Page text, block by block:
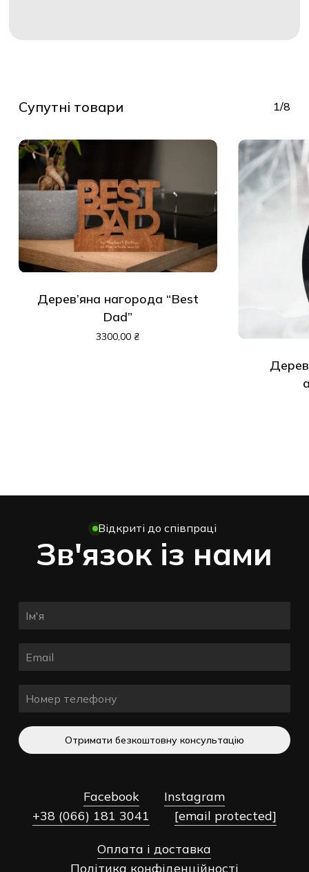
Супутні товари 1/8
Дерев’яна нагорода “Best
Dad”
3300,00 ₴
Відкриті до співпраці
Зв'язок із нами
Отримати безкоштовну консультацію
Facebook
Instagram
+38 (066) 181 3041
[email protected]
Оплата і доставка
Політика конфіденційності